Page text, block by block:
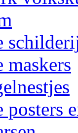
maskers
posters